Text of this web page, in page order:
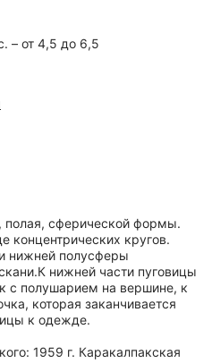
– от 4,5 до 6,5
полая, сферической формы.
концентрических кругов.
нижней полусферы
нижней части пуговицы
с полушарием на вершине, к
которая заканчивается
к одежде.
1959 г. Каракалпакская